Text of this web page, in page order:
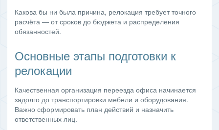
Какова бы ни была причина, релокация требует точного
расчёта — от сроков до бюджета и распределения
обязанностей.
Основные этапы подготовки к
релокации
Качественная организация переезда офиса начинается
задолго до транспортировки мебели и оборудования.
Важно сформировать план действий и назначить
ответственных лиц.